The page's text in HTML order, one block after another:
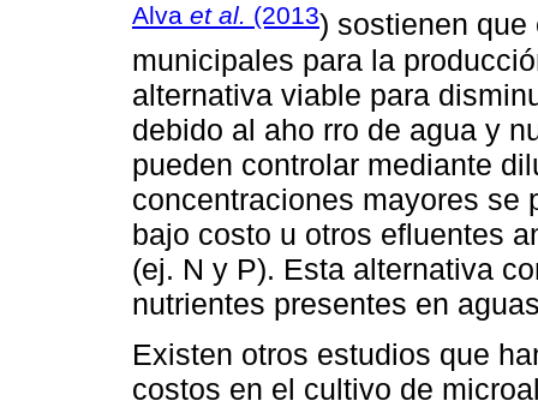
Alva et al. (2013) sostienen
municipales para la
alternativa viable para
debido al aho rro de agua y
pueden controlar mediante
concentraciones mayores se
bajo costo u otros efluentes
(ej. N y P). Esta alternativa
nutrientes presentes en
Existen otros estudios que
costos en el cultivo de